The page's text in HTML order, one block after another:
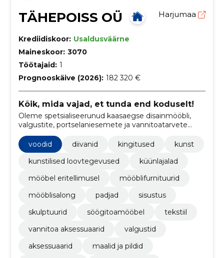
TÄHEPOISS OÜ Harjumaa
Krediidiskoor: Usaldusväärne
Maineskoor: 3070
Töötajaid: 1
Prognooskäive (2026): 182 320 €
Kõik, mida vajad, et tunda end koduselt!
Oleme spetsialiseerunud kaasaegse disainmööbli,
valgustite, portselaniesemete ja vannitoatarvete
pakkumisele, et muuta iga klientide kodu unikaalseks
ja hubaseks.
voodid diivanid kingitused
kunst
kunstilised loovtegevused
küünlajalad
mööbel eritellimusel
mööblifurnituurid
mööblisalong
padjad
sisustus
skulptuurid
söögitoamööbel
tekstiil
vannitoa aksessuaarid
valgustid
aksessuaarid
maalid ja pildid